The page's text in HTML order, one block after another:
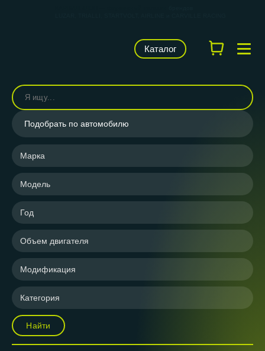
Каталог
Подобрать по автомобилю
Марка
Модель
Год
Объем двигателя
Модификация
Категория
Найти